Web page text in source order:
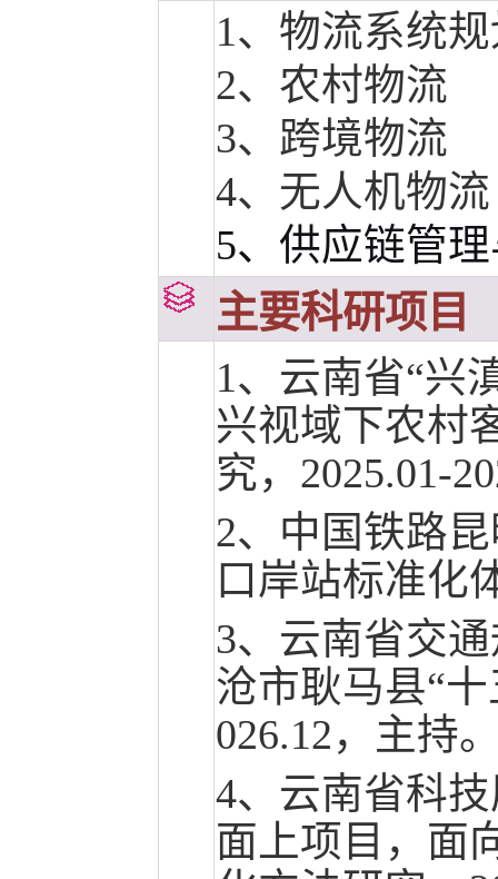
1、物流系统
2、农村物流
3、跨境物流
4、无人机物流
5、供应链管
主要科研项目
1、云南省“兴
兴视域下农村
究， 2025.01-
2、中国铁路
口岸站标准化
3、云南省交
沧市耿马县“
026.12，主持
4、云南省科
面上项目，面